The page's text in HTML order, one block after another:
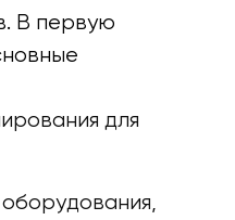
В первую
для